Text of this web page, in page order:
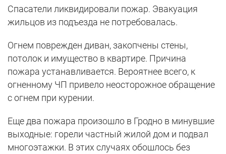
Спасатели ликвидировали пожар. Эвакуация
жильцов из подъезда не потребовалась.
Огнем поврежден диван, закопчены стены,
потолок и имущество в квартире. Причина
пожара устанавливается. Вероятнее всего, к
огненному ЧП привело неосторожное обращение
с огнем при курении.
Еще два пожара произошло в Гродно в минувшие
выходные: горели частный жилой дом и подвал
многоэтажки. В этих случаях обошлось без